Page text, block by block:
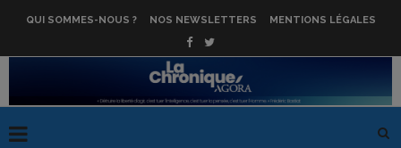
QUI SOMMES-NOUS ? NOS NEWSLETTERS MENTIONS LÉGALES